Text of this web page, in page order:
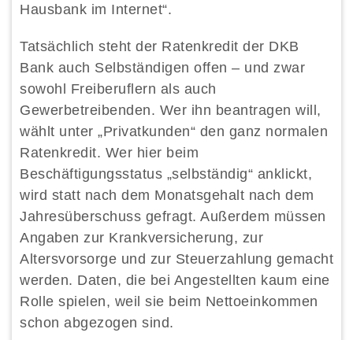
Hausbank im Internet“.
Tatsächlich steht der Ratenkredit der DKB
Bank auch Selbständigen offen – und zwar
sowohl Freiberuflern als auch
Gewerbetreibenden. Wer ihn beantragen will,
wählt unter „Privatkunden“ den ganz normalen
Ratenkredit. Wer hier beim
Beschäftigungsstatus „selbständig“ anklickt,
wird statt nach dem Monatsgehalt nach dem
Jahresüberschuss gefragt. Außerdem müssen
Angaben zur Krankversicherung, zur
Altersvorsorge und zur Steuerzahlung gemacht
werden. Daten, die bei Angestellten kaum eine
Rolle spielen, weil sie beim Nettoeinkommen
schon abgezogen sind.